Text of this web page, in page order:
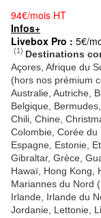
94€/mois HT
Infos+
Livebox Pro : 5€/
(1) Destinations
Açores, Afrique du
(hors nos prémium
Australie, Autriche,
Belgique,
Chili, Chine,
Colombie, Corée du
Espagne, Estonie,
Gibraltar, Grèce,
Hawaï, Hong Kong,
Mariannes du Nord
Irlande, Irlande du
Jordanie, Lettonie,